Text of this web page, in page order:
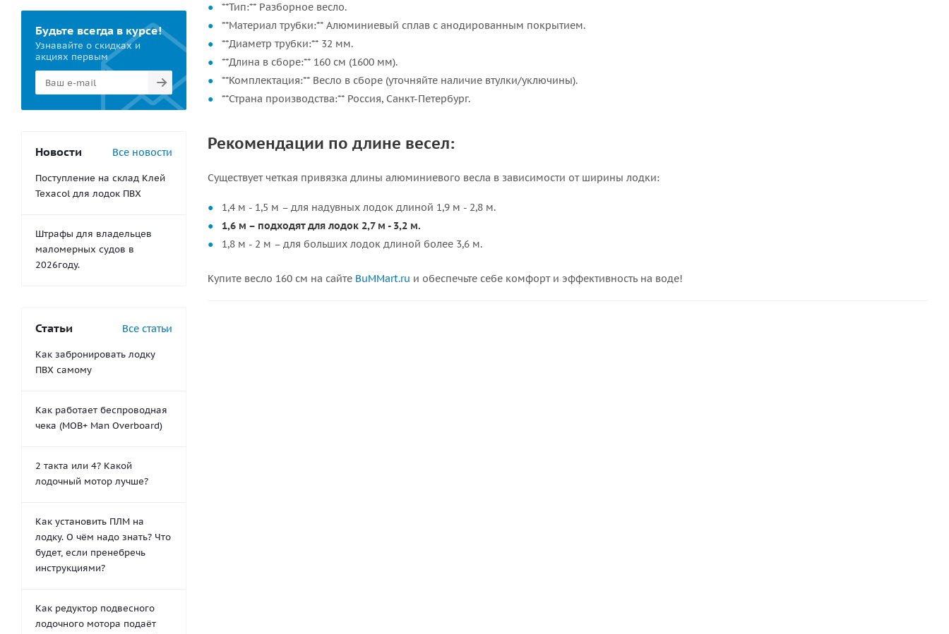
**Тип:** Разборное весло.
**Материал трубки:** Алюминиевый сплав с анодированным покрытием.
**Диаметр трубки:** 32 мм.
**Длина в сборе:** 160 см (1600 мм).
**Комплектация:** Весло в сборе (уточняйте наличие втулки/уключины).
**Страна производства:** Россия, Санкт-Петербург.
Рекомендации по длине весел:
Существует четкая привязка длины алюминиевого весла в зависимости от ширины лодки:
1,4 м - 1,5 м – для надувных лодок длиной 1,9 м - 2,8 м.
1,6 м – подходят для лодок 2,7 м - 3,2 м.
1,8 м - 2 м – для больших лодок длиной более 3,6 м.
Купите весло 160 см на сайте BuMMart.ru и обеспечьте себе комфорт и эффективность на воде!
Будьте всегда в курсе!
Узнавайте о скидках и
акциях первым
Новости Все новости
Поступление на склад Клей
Texacol для лодок ПВХ
Штрафы для владельцев
маломерных судов в
2026году.
Статьи Все статьи
Как забронировать лодку
ПВХ самому
Как работает беспроводная
чека (MOB+ Man Overboard)
2 такта или 4? Какой
лодочный мотор лучше?
Как установить ПЛМ на
лодку. О чём надо знать? Что
будет, если пренебречь
инструкциями?
Как редуктор подвесного
лодочного мотора подаёт